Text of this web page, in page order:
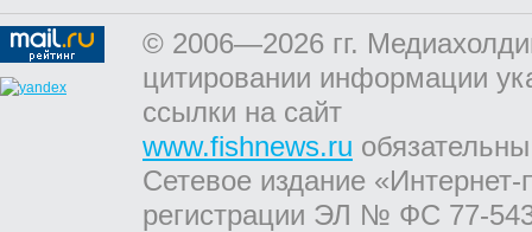
© 2006—2026 гг.
цитировании информации
ссылки на сайт
www.fishnews.ru
Сетевое издание
регистрации ЭЛ № ФС 77-